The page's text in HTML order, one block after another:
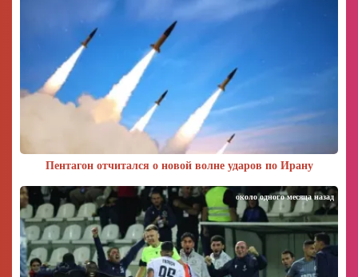
Пентагон отчитался о новой волне ударов по Ирану
около одного месяца назад